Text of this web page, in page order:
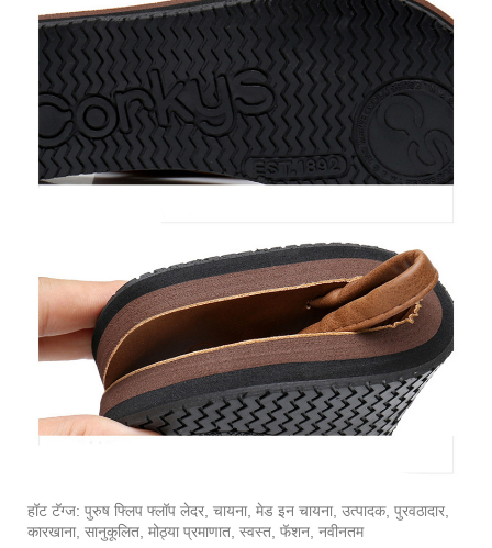
हॉट टॅग्ज: पुरुष फ्लिप फ्लॉप लेदर, चायना, मेड इन चायना, उत्पादक, पुरवठादार,
कारखाना, सानुकूलित, मोठ्या प्रमाणात, स्वस्त, फॅशन, नवीनतम